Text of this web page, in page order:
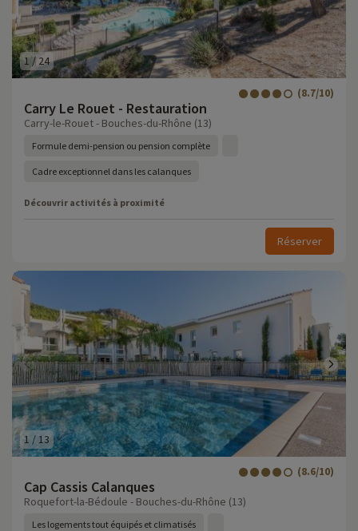
1/ 24
Carry Le Rouet - Restauration
(8.7/10)
Carry-le-Rouet - Bouches-du-Rhône (13)
Formule demi-pension ou pension complète
Cadre exceptionnel dans les calanques
Découvrir activités à proximité
Réserver
1 /13
Cap Cassis Calanques
(8.6/10)
Roquefort-la-Bédoule - Bouches-du-Rhône (13)
Les logements tout équipés et climatisés